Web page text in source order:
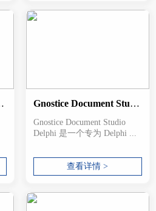
Java Gnostice Document Studio Delphi
Gnostice Document Studio
Delphi 是一个专为 Delphi ...
查看详情 >